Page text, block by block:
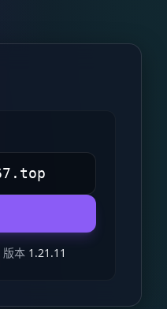
版本 1.21.11